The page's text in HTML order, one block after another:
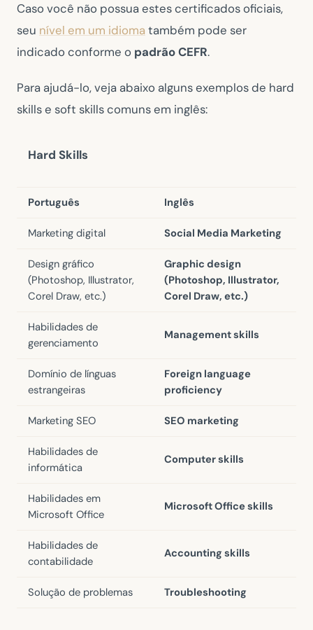
Caso você não possua estes certificados oficiais,
seu nível em um idioma também pode ser
indicado conforme o padrão CEFR.
Para ajudá-lo, veja abaixo alguns exemplos de hard
skills e soft skills comuns em inglês:
Hard Skills
Português Inglês
Marketing digital Social Media Marketing
Design gráfico
(Photoshop, Illustrator,
Corel Draw, etc.)
Graphic design
(Photoshop, Illustrator,
Corel Draw, etc.)
Habilidades de
gerenciamento
Management skills
Domínio de línguas
estrangeiras
Foreign language
proficiency
Marketing SEO SEO marketing
Habilidades de
informática
Computer skills
Habilidades em
Microsoft Office
Microsoft Office skills
Habilidades de
contabilidade
Accounting skills
Solução de problemas Troubleshooting